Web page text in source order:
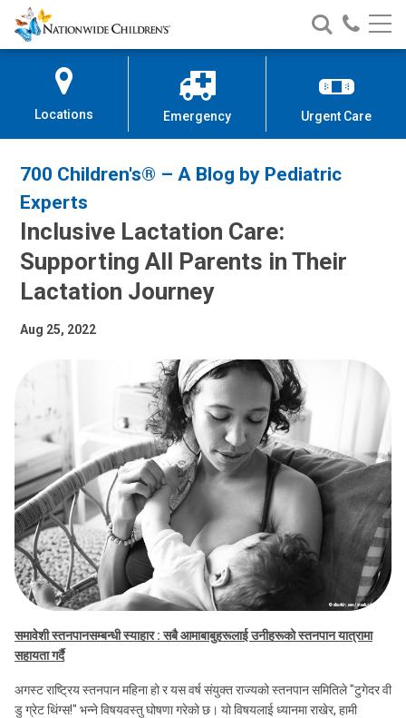
Skip
to
Content
Nationwide
Children’s
Search
Nationwide
Children’s
Call
Locations Emergency Urgent Care
700 Children's® – A Blog by Pediatric
Experts
Inclusive Lactation Care:
Supporting All Parents in Their
Lactation Journey
Aug 25, 2022
समावेशी स्तनपानसम्बन्धी स्याहार : सबै आमाबाबुहरूलाई उनीहरूको स्तनपान यात्रामा
सहायता गर्दै
अगस्ट राष्ट्रिय स्तनपान महिना हो र यस वर्ष संयुक्त राज्यको स्तनपान समितिले "टुगेदर वी
डु ग्रेट थिंग्स!" भन्ने विषयवस्तु घोषणा गरेको छ। यो विषयलाई ध्यानमा राखेर, हामी